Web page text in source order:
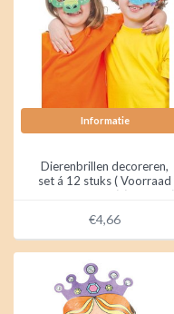
Informatie
Dierenbrillen decoreren,
set á 12 stuks ( Voorraad
26 sets OP=OP) (12 stuks)
€4,66